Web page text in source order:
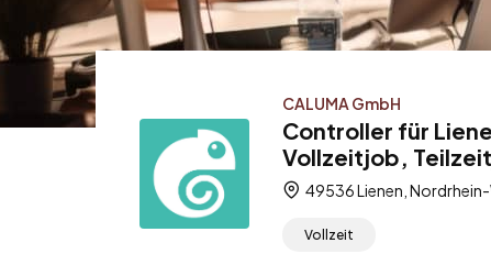
CALUMA GmbH
Controller für
Vollzeitjob,
49536 Lienen,
Vollzeit